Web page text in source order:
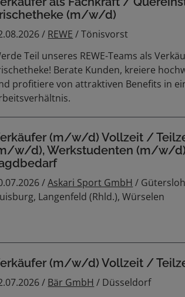
(m/w/d)
/ REWE / Tönisvorst
Teil unseres REWE-Teams als
Berate Kunden, kreiere
profitiere von attraktiven Benefits in
(m/w/d) Vollzeit /
w/d), Werkstudenten (m/w/
/Askari Sport GmbH /
Langenfeld (Rhld.), Würselen
(m/w/d) Vollzeit /
/ Bär GmbH / Düsseldorf